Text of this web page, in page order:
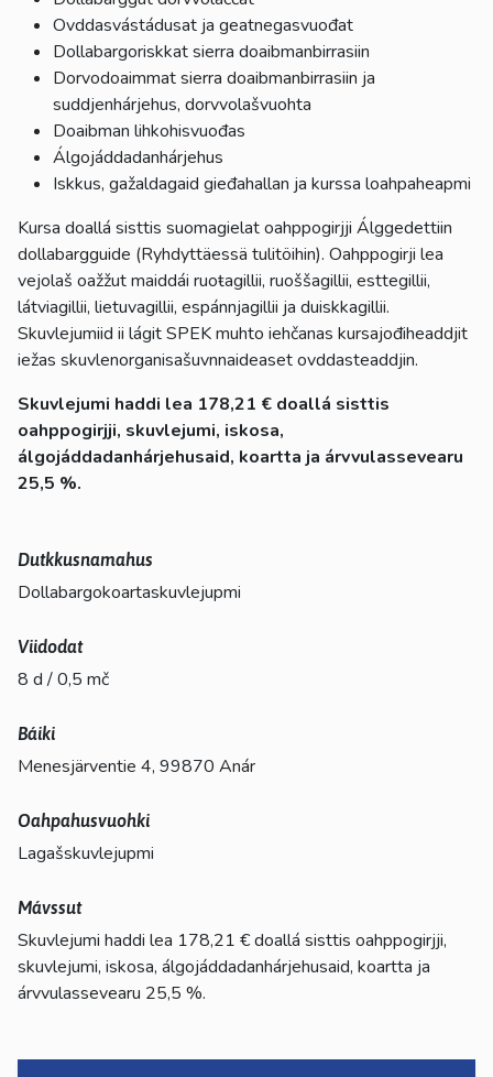
Ovddasvástádusat ja geatnegasvuođat
Dollabargoriskkat sierra doaibmanbirrasiin
Dorvodoaimmat sierra doaibmanbirrasiin ja
suddjenhárjehus, dorvvolašvuohta
Doaibman lihkohisvuođas
Álgojáddadanhárjehus
Iskkus, gažaldagaid gieđahallan ja kurssa loahpaheapmi
Kursa doallá sisttis suomagielat oahppogirjji Álggedettiin
dollabargguide (Ryhdyttäessä tulitöihin). Oahppogirji lea
vejolaš oažžut maiddái ruoŧagillii, ruoššagillii, esttegillii,
látviagillii, lietuvagillii, espánnjagillii ja duiskkagillii.
Skuvlejumiid ii lágit SPEK muhto iehčanas kursajođiheaddjit
iežas skuvlenorganisašuvnnaideaset ovddasteaddjin.
Skuvlejumi haddi lea 178,21 € doallá sisttis
oahppogirjji, skuvlejumi, iskosa,
álgojáddadanhárjehusaid, koartta ja árvvulassevearu
25,5 %.
Dutkkusnamahus
Dollabargokoartaskuvlejupmi
Viidodat
8 d / 0,5 mč
Báiki
Menesjärventie 4, 99870 Anár
Oahpahusvuohki
Lagašskuvlejupmi
Mávssut
Skuvlejumi haddi lea 178,21 € doallá sisttis oahppogirjji,
skuvlejumi, iskosa, álgojáddadanhárjehusaid, koartta ja
árvvulassevearu 25,5 %.